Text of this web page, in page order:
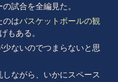
試合を全編見た。
のはバスケットボールの観
もある。
ないのでつまらないと思
ながら、いかにスペース